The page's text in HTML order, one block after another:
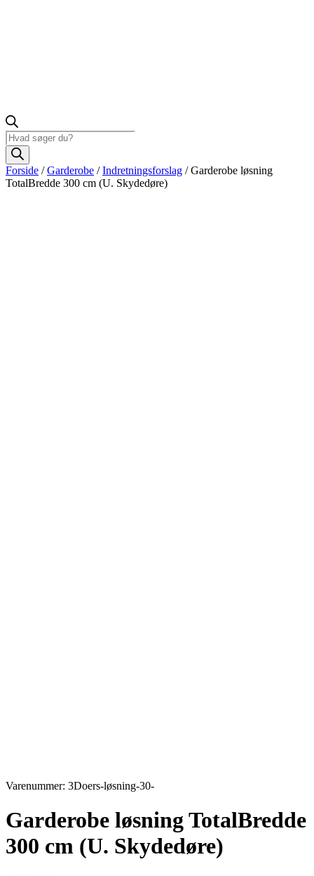
Products
search
Forside /Garderobe /Indretningsforslag / Garderobe løsning
TotalBredde 300 cm (U. Skydedøre)
Varenummer: 3Doers-løsning-30-
Garderobe løsning TotalBredde
300 cm (U. Skydedøre)